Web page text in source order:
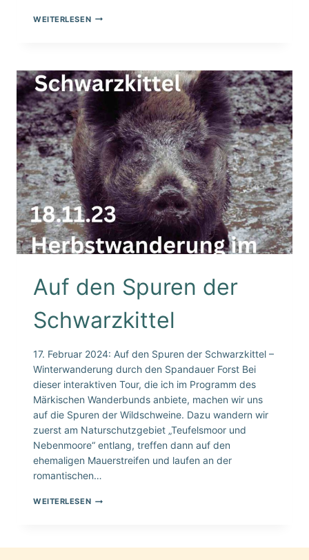
WEITERLESEN PLANETAL
WANDERUNG
MIT
ACHTSAMKEITSPRAXIS
Auf den Spuren der
Schwarzkittel
17. Februar 2024: Auf den Spuren der Schwarzkittel –
Winterwanderung durch den Spandauer Forst Bei
dieser interaktiven Tour, die ich im Programm des
Märkischen Wanderbunds anbiete, machen wir uns
auf die Spuren der Wildschweine. Dazu wandern wir
zuerst am Naturschutzgebiet „Teufelsmoor und
Nebenmoore“ entlang, treffen dann auf den
ehemaligen Mauerstreifen und laufen an der
romantischen…
WEITERLESEN AUF
SCHWARZKITTEL